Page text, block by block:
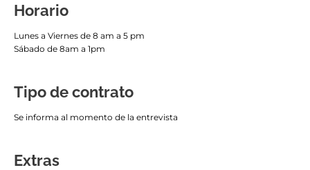
Horario
Lunes a Viernes de 8 am a 5 pm
Sábado de 8am a 1pm
Tipo de contrato
Se informa al momento de la entrevista
Extras